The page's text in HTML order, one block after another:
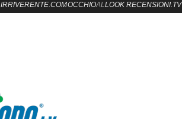
IRRIVERENTE.COMOCCHIOALLOOK RECENSIONI.TV